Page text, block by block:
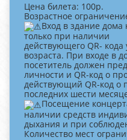
Цена билета: 100р.
Возрастное
Вход в здание дома
только при наличии
действующего QR- кода
возраста. При входе в
посетитель должен
личности и QR-код о
действующий QR-код о
последних шести
Посещение
наличии средств
дыхания и при
Количество мест